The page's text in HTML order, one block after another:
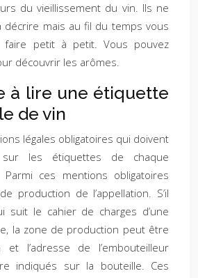
du vieillissement du vin. Ils ne
décrire mais au fil du temps vous
faire petit à petit. Vous pouvez
découvrir les arômes.
à lire une étiquette
de vin
légales obligatoires qui doivent
les étiquettes de chaque
ces mentions obligatoires
production de l’appellation. S’il
suit le cahier de charges d’une
la zone de production peut être
l’adresse de l’embouteilleur
indiqués sur la bouteille. Ces